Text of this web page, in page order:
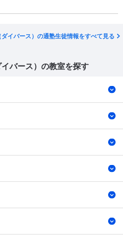
イバース）の通塾生徒情報をすべて見る
バース）の教室を探す